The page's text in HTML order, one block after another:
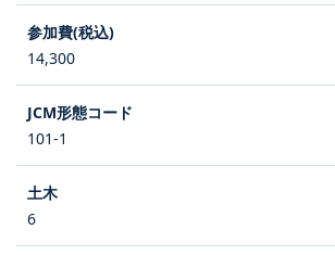
14,300
101-1
6